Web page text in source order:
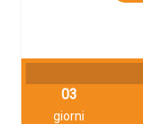
03
giorni